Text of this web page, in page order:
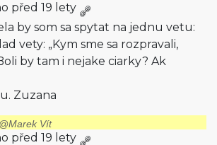
před 19 lety
by som sa spytat na jednu vetu:
vety: „Kym sme sa rozpravali,
by tam i nejake ciarky? Ak
Zuzana
@Marek Vít
před 19 lety